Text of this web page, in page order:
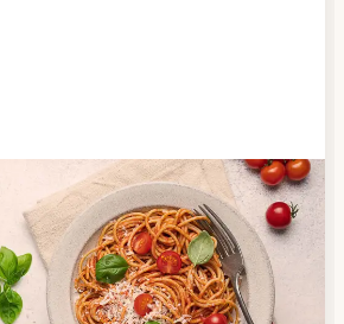
große Mahlzeiten-Dienst-Suche,
welche Anbieter es in Ihrer